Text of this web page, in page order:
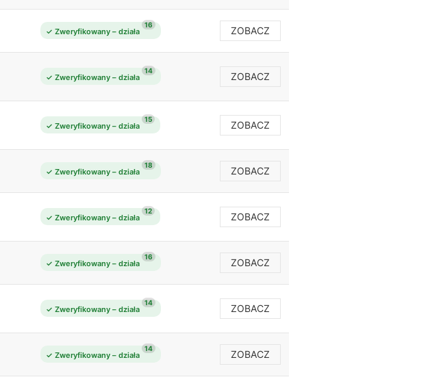
✓ Zweryfikowany – działa
16 ZOBACZ
✓ Zweryfikowany – działa
14 ZOBACZ
✓ Zweryfikowany – działa
15 ZOBACZ
✓ Zweryfikowany – działa
18 ZOBACZ
✓ Zweryfikowany – działa
12 ZOBACZ
✓ Zweryfikowany – działa
16 ZOBACZ
✓ Zweryfikowany – działa
14 ZOBACZ
✓ Zweryfikowany – działa
14 ZOBACZ